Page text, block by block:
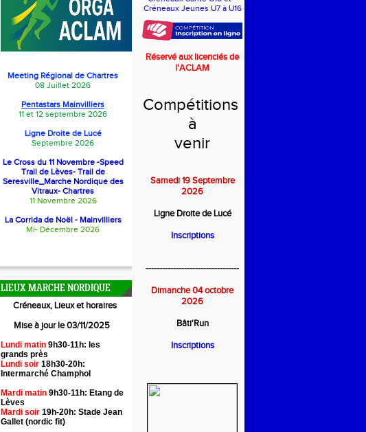
Meeting Régional de Chartres
08 Juillet 2026
Pentastars Mainvilliers
11 et 12 septembre 2026
Ligne Droite de Lucé
Septembre 2026
Le Cross du 11 Novembre -Speed
Trail de Lèves- Trail de
Seresville_Marche Nordique des
Vitraux- Chartres
11 Novembre 2026
La Corrida de Noël - Mainvilliers
Mi- Décembre 2026
LIEUX MARCHE NORDIQUE
Créneaux, Lieux et horaires
Mise à jour le 03/11/2025
Lundi matin 9h30-11h: les
grands près
Lundi soir 18h30-20h:
Intermarché Champhol
Mardi matin 9h30-11h: Etang de
Lèves
Mardi soir 19h-20h: Stade Jean
Gallet (nordic fit)
Créneaux Jeunes U7 à U16
Réservé aux licenciés de
l'ACLAM
Compétitions
à
venir
Samedi 19 Septembre
2026
Ligne Droite de Lucé
Inscriptions
----------------------------------
Dimanche 04 octobre
2026
Bâti'Run
Inscriptions